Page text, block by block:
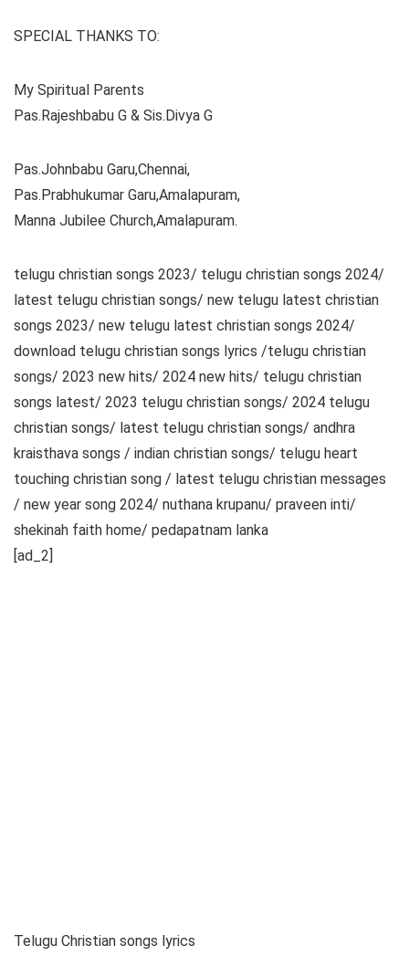
SPECIAL THANKS TO:
My Spiritual Parents
Pas.Rajeshbabu G & Sis.Divya G
Pas.Johnbabu Garu,Chennai,
Pas.Prabhukumar Garu,Amalapuram,
Manna Jubilee Church,Amalapuram.
telugu christian songs 2023/ telugu christian songs 2024/
latest telugu christian songs/ new telugu latest christian
songs 2023/ new telugu latest christian songs 2024/
download telugu christian songs lyrics /telugu christian
songs/ 2023 new hits/ 2024 new hits/ telugu christian
songs latest/ 2023 telugu christian songs/ 2024 telugu
christian songs/ latest telugu christian songs/ andhra
kraisthava songs / indian christian songs/ telugu heart
touching christian song / latest telugu christian messages
/ new year song 2024/ nuthana krupanu/ praveen inti/
shekinah faith home/ pedapatnam lanka
[ad_2]
Telugu Christian songs lyrics